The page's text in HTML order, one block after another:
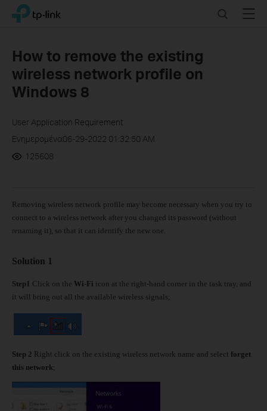
Click
navigation
bar
TP-Link, Reliably Smart SearchMenu
How to remove the existing
wireless network profile on
Windows 8
User Application Requirement
Ενημερομένα06-29-2022 01:32:50 AM
125608
Removing wireless network profile may become necessary when you try to
connect to a wireless network after you changed its password (without
renaming it), so that it can identify the new one.
Solution 1
Step1 Click on the Wi-Fi icon at the right-hand corner in the task tray, and
it will bring out all the available wireless signals;
Step 2 Right click on the existing wireless network name and select forget
this network;